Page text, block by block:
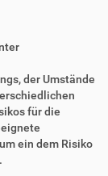
der Umstände
für die
ein dem Risiko